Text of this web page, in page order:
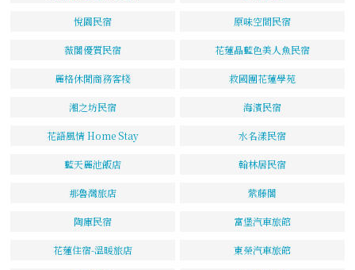
悅園民宿 原味空間民宿
薇閣優質民宿 花蓮晶藍色美人魚民宿
麗格休閒商務客棧 救國團花蓮學苑
湘之坊民宿 海濱民宿
花語風情 Home Stay 水名漾民宿
藍天麗池飯店 翰林居民宿
那魯灣旅店 紫藤閣
陶庫民宿 富堡汽車旅館
花蓮住宿-溫暖旅店 東榮汽車旅館